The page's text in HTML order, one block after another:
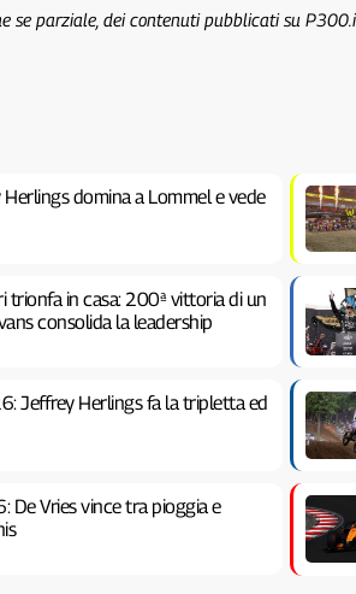
se parziale, dei contenuti pubblicati su
domina a Lommel e vede
trionfa in casa: 200ª vittoria di un
consolida la leadership
Jeffrey Herlings fa la tripletta ed
De Vries vince tra pioggia e